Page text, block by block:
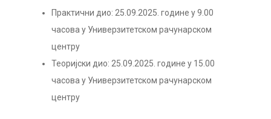
Практични дио: 25.09.2025. године у 9.00
часова у Универзитетском рачунарском
центру
Теоријски дио: 25.09.2025. године у 15.00
часова у Универзитетском рачунарском
центру